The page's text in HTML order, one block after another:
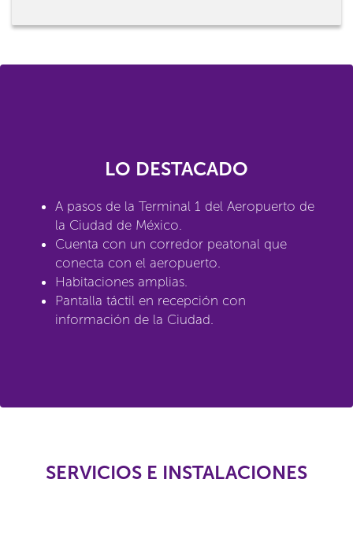
LO DESTACADO
A pasos de la Terminal 1 del Aeropuerto de
la Ciudad de México.
Cuenta con un corredor peatonal que
conecta con el aeropuerto.
Habitaciones amplias.
Pantalla táctil en recepción con
información de la Ciudad.
SERVICIOS E INSTALACIONES